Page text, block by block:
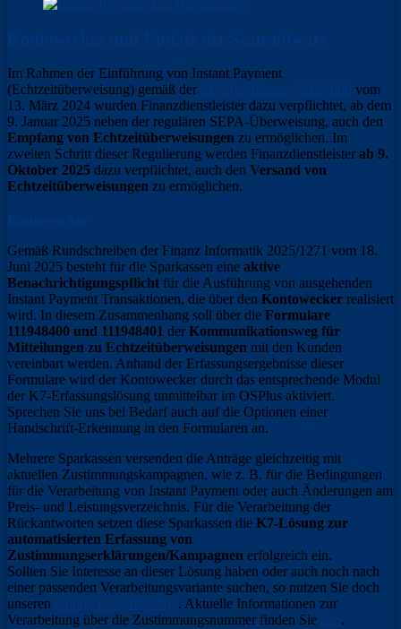
Im Rahmen der Einführung von Instant Payment
(Echtzeitüberweisung) gemäß der
vom
13. März 2024 wurden Finanzdienstleister dazu verpflichtet, ab dem
9. Januar 2025 neben der regulären SEPA-Überweisung, auch den
Empfang von Echtzeitüberweisungen zu ermöglichen. Im
zweiten Schritt dieser Regulierung werden Finanzdienstleister ab 9.
Oktober 2025 dazu verpflichtet, auch den Versand von
Echtzeitüberweisungen zu ermöglichen.
Gemäß Rundschreiben der Finanz Informatik 2025/1271 vom 18.
Juni 2025 besteht für die Sparkassen eine aktive
Benachrichtigungspflicht für die Ausführung von ausgehenden
Instant Payment Transaktionen, die über den Kontowecker realisiert
wird. In diesem Zusammenhang soll über die Formulare
111948400 und 111948401 der Kommunikationsweg für
Mitteilungen zu Echtzeitüberweisungen mit den Kunden
vereinbart werden. Anhand der Erfassungsergebnisse dieser
Formulare wird der Kontowecker durch das entsprechende Modul
der K7-Erfassungslösung unmittelbar im OSPlus aktiviert.
Sprechen Sie uns bei Bedarf auch auf die Optionen einer
Handschrift-Erkennung in den Formularen an.
Mehrere Sparkassen versenden die Anträge gleichzeitig mit
aktuellen Zustimmungskampagnen, wie z. B. für die Bedingungen
für die Verarbeitung von Instant Payment oder auch Änderungen am
Preis- und Leistungsverzeichnis. Für die Verarbeitung der
Rückantworten setzen diese Sparkassen die K7-Lösung zur
automatisierten Erfassung von
Zustimmungserklärungen/Kampagnen erfolgreich ein.
Sollten Sie Interesse an dieser Lösung haben oder auch noch nach
einer passenden Verarbeitungsvariante suchen, so nutzen Sie doch
unseren
. Aktuelle Informationen zur
Verarbeitung über die Zustimmungsnummer finden Sie
.